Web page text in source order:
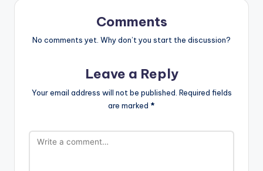
Comments
No comments yet. Why don’t you start the discussion?
Leave a Reply
Your email address will not be published. Required fields
are marked *